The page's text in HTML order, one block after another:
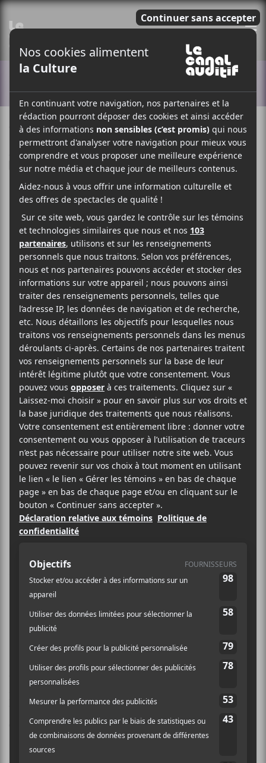
9 JUILLET 2025
PARSIMÉON DUMONT
/ FESTIVAL
F
A
C
E
O
O
K
T
W
I
T
E
R
P
A
R
T
G
E
R
Festival Up Here
2025: Une
deuxième vague
d’annonces
d’artistes
Up Here, le festival d’art urbain et de
Sudbury, en Ontario, dévoile de
nouveaux artistes qui performeront
lors de sa 11e édition du 15 au 17 août
prochains.
Ce nouveau dévoilement fait suite à une première
vague qui avait annoncé de nombreux artistes et
N NAO
The Gruesomes,
Nadah El Shazly
Charlie Houston.